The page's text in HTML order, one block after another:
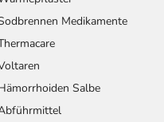
Medikamente
Salbe